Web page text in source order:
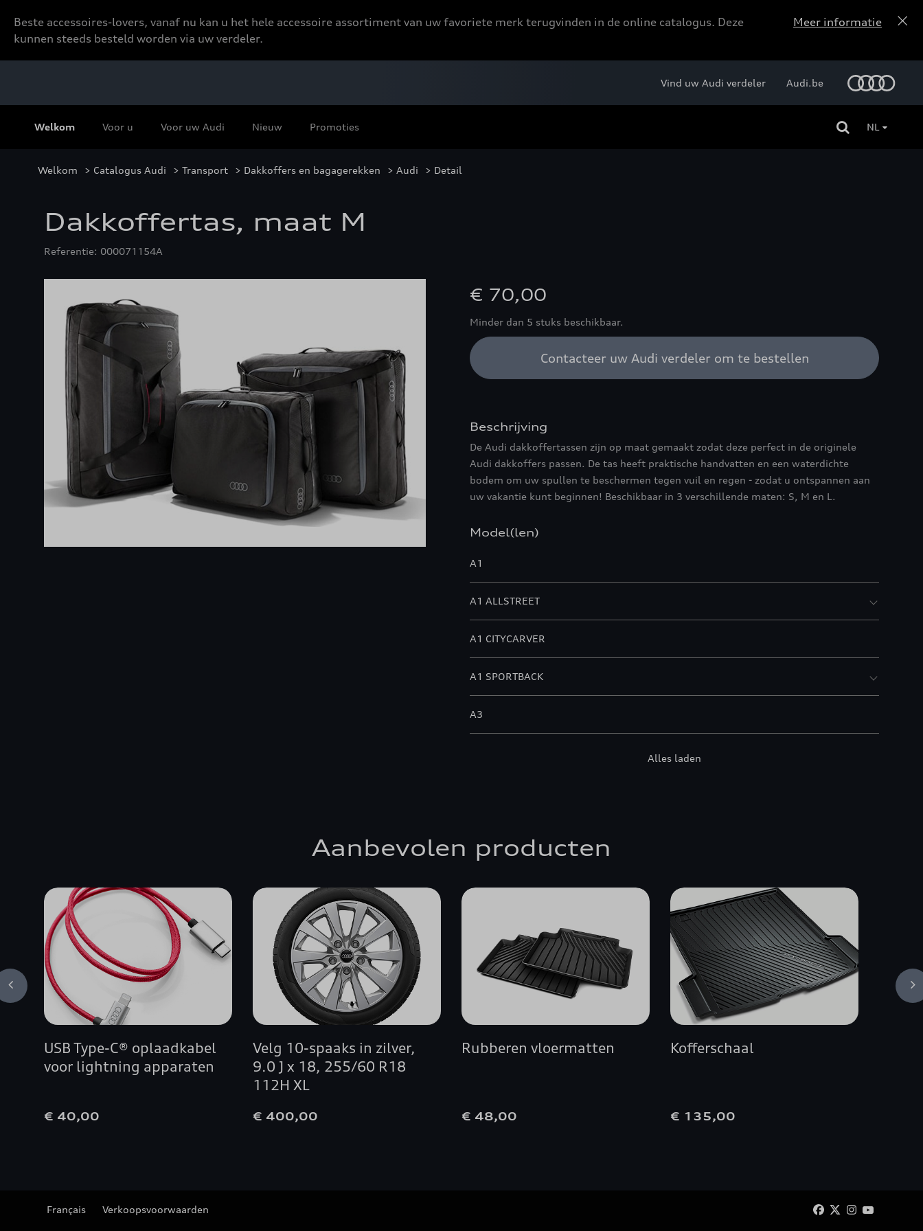
Beste accessoires-lovers, vanaf nu kan u het hele accessoire assortiment van uw favoriete merk terugvinden in de online catalogus. Deze
kunnen steeds besteld worden via uw verdeler.
Meer informatie
Welkom Voor u Voor uw Audi Nieuw Promoties
Vind uw Audi verdeler Audi.be
NL
Welkom > Catalogus Audi > Transport > Dakkoffers en bagagerekken > Audi > Detail
Dakkoffertas, maat M
Referentie: 000071154A
€ 70,00
Minder dan 5 stuks beschikbaar.
Contacteer uw Audi verdeler om te bestellen
Beschrijving
De Audi dakkoffertassen zijn op maat gemaakt zodat deze perfect in de originele
Audi dakkoffers passen. De tas heeft praktische handvatten en een waterdichte
bodem om uw spullen te beschermen tegen vuil en regen - zodat u ontspannen aan
uw vakantie kunt beginnen! Beschikbaar in 3 verschillende maten: S, M en L.
Model(len)
A1
A1 ALLSTREET
A1 CITYCARVER
A1 SPORTBACK
A3
A4 BERLINE
A5 AVANT
A5 COUPÉ
Alles laden
Aanbevolen producten
USB Type-C® oplaadkabel
voor lightning apparaten
€ 40,00
Velg 10-spaaks in zilver,
9.0 J x 18, 255/60 R18
112H XL
€ 400,00
Rubberen vloermatten
€ 48,00
Kofferschaal
€ 135,00
Français Verkoopsvoorwaarden